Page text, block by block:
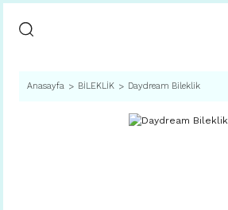
Anasayfa BİLEKLİK Daydream Bileklik